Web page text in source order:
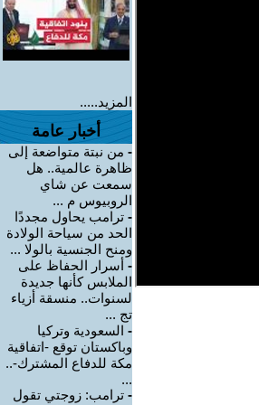
المزيد.....
أخبار عامة
- من نبتة متواضعة إلى
ظاهرة عالمية.. هل
سمعت عن شاي
الروبيوس م ...
- ترامب يحاول مجددًا
الحد من سياحة الولادة
ومنح الجنسية بالولا ...
- أسرار الحفاظ على
الملابس كأنها جديدة
لسنوات.. منسقة أزياء
تج ...
- السعودية وتركيا
وباكستان توقع -اتفاقية
مكة للدفاع المشترك-..
...
- ترامب: زوجتي تقول